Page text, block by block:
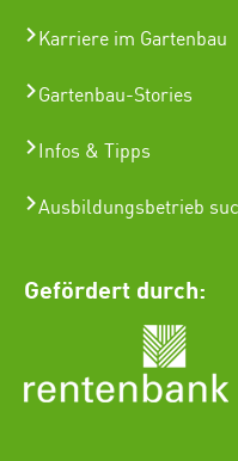
Karriere im Gartenbau
Gartenbau-Stories
Infos & Tipps
Ausbildungsbetrieb
Gefördert durch: